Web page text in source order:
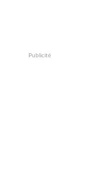
Publicité